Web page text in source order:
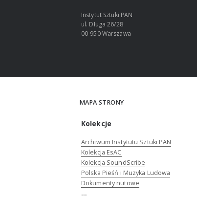
Instytut Sztuki PAN
ul. Długa 26/28
00-950 Warszawa
MAPA STRONY
Kolekcje
Archiwum Instytutu Sztuki PAN
Kolekcja EsAC
Kolekcja SoundScribe
Polska Pieśń i Muzyka Ludowa
Dokumenty nutowe
...